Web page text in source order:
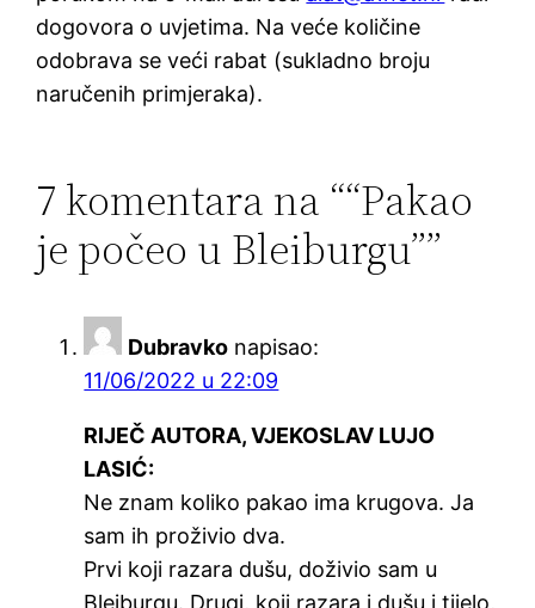
dogovora o uvjetima. Na veće količine
odobrava se veći rabat (sukladno broju
naručenih primjeraka).
7 komentara na ““Pakao
je počeo u Bleiburgu””
Dubravko napisao:
11/06/2022 u 22:09
RIJEČ AUTORA, VJEKOSLAV LUJO
LASIĆ:
Ne znam koliko pakao ima krugova. Ja
sam ih proživio dva.
Prvi koji razara dušu, doživio sam u
Bleiburgu. Drugi, koji razara i dušu i tijelo,